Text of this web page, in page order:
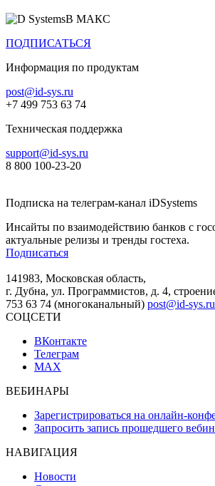
В МАКС
ПОДПИСАТЬСЯ
Информация по продуктам
post@id-sys.ru
+7 499 753 63 74
Техническая поддержка
support@id-sys.ru
8 800 100-23-20
Подписка на телеграм-канал iDSystems
Инсайты по взаимодействию банков с
актуальные релизы и тренды гостеха.
Подписаться
141983, Московская область,
г. Дубна, ул. Программистов, д. 4,
753 63 74 (многоканальный) post@id-sys.ru
СОЦСЕТИ
ВКонтакте
Телеграм
MAX
ВЕБИНАРЫ
Зарегистрироваться на онлайн-
Запросить запись прошедшего
НАВИГАЦИЯ
Новости